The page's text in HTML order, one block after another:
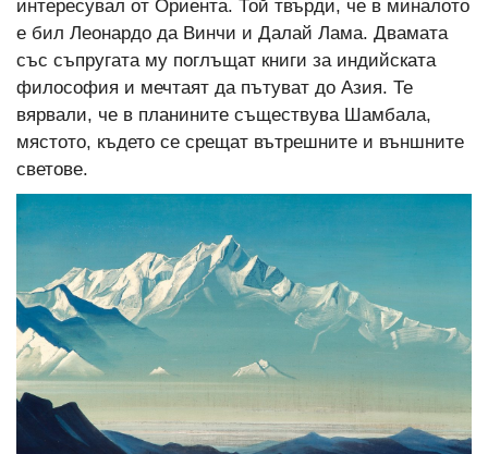
интересувал от Ориента. Той твърди, че в миналото
е бил Леонардо да Винчи и Далай Лама. Двамата
със съпругата му поглъщат книги за индийската
философия и мечтаят да пътуват до Азия. Те
вярвали, че в планините съществува Шамбала,
мястото, където се срещат вътрешните и външните
светове.